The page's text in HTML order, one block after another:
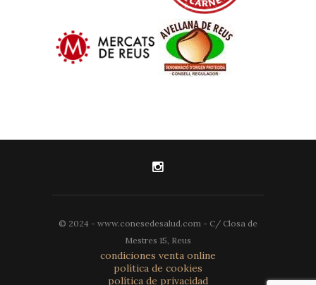
© 2024 - www.conesedesalud.com - C/ Closa de
Mestres 15, Reus
condiciones venta online
política de cookies
política de privacidad